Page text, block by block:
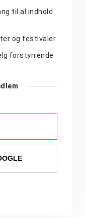
til al indhold
og festivaler
forstyrrende